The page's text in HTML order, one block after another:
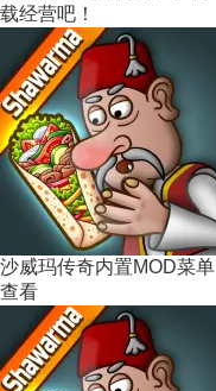
载经营吧！
沙威玛传奇内置MOD菜单
查看